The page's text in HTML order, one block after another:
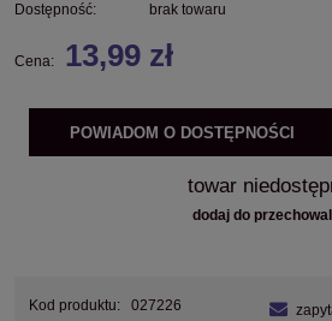
Dostępność: brak towaru
Cena: 13,99 zł
POWIADOM O DOSTĘPNOŚCI
towar
dodaj do
Kod produktu: 027226